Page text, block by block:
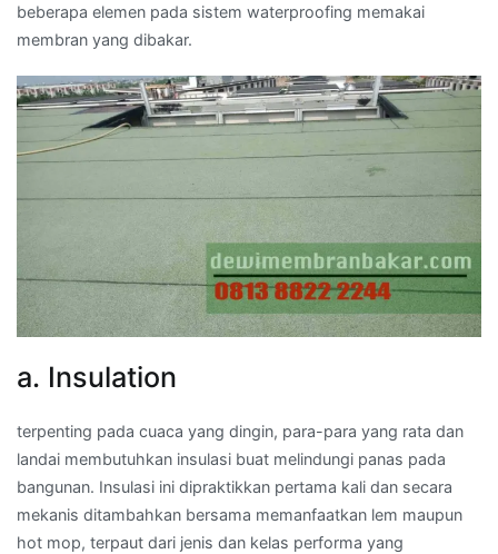
beberapa elemen pada sistem waterproofing memakai
membran yang dibakar.
a. Insulation
terpenting pada cuaca yang dingin, para-para yang rata dan
landai membutuhkan insulasi buat melindungi panas pada
bangunan. Insulasi ini dipraktikkan pertama kali dan secara
mekanis ditambahkan bersama memanfaatkan lem maupun
hot mop, terpaut dari jenis dan kelas performa yang